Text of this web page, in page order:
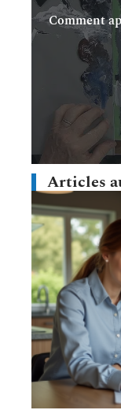
Comment
Articles